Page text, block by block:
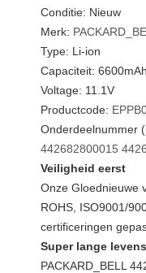
Conditie: Nieuw
Merk:
Type: Li-ion
Capaciteit: 6600mAh
Voltage: 11.1V
Productcode:
Onderdeelnummer
442682800015
Veiligheid eerst
Onze Gloednieuwe
ROHS, ISO9001/
certificeringen
Super lange
PACKARD_BELL